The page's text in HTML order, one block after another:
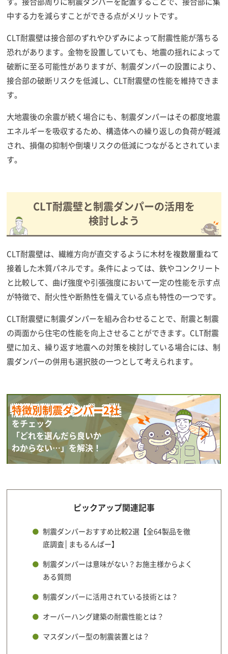
中する力を減らすことができる点がメリットです。
CLT耐震壁は接合部のずれやひずみによって耐震性能が落ちる
恐れがあります。金物を設置していても、地震の揺れによって
破断に至る可能性がありますが、制震ダンパーの設置により、
接合部の破断リスクを低減し、CLT耐震壁の性能を維持できま
す。
大地震後の余震が続く場合にも、制震ダンパーはその都度地震
エネルギーを吸収するため、構造体への繰り返しの負荷が軽減
され、損傷の抑制や倒壊リスクの低減につながるとされていま
す。
CLT耐震壁と制震ダンパーの活用を
検討しよう
CLT耐震壁は、繊維方向が直交するように木材を複数層重ねて
接着した木質パネルです。条件によっては、鉄やコンクリート
と比較して、曲げ強度や引張強度において一定の性能を示す点
が特徴で、耐火性や断熱性を備えている点も特性の一つです。
CLT耐震壁に制震ダンパーを組み合わせることで、耐震と制震
の両面から住宅の性能を向上させることができます。CLT耐震
壁に加え、繰り返す地震への対策を検討している場合には、制
震ダンパーの併用も選択肢の一つとして考えられます。
特徴別制震ダンパー2社
をチェック
「どれを選んだら良いか
わからない…」を解決！
ピックアップ関連記事
制震ダンパーおすすめ比較2選【全64製品を徹
底調査│まもるんぱー】
制震ダンパーは意味がない？お施主様からよく
ある質問
制震ダンパーに活用されている技術とは？
オーバーハング建築の耐震性能とは？
マスダンパー型の制震装置とは？